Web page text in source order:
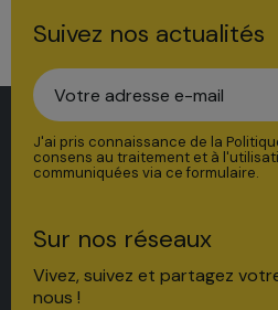
Suivez nos actualités
J'ai pris connaissance de la
consens au traitement et à
communiquées via ce formulaire.
Sur nos réseaux
Vivez, suivez et partagez
nous !